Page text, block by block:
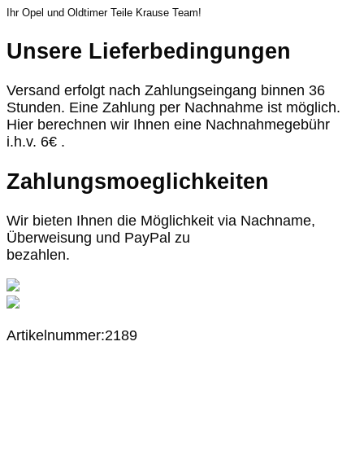
Ihr Opel und Oldtimer Teile Krause Team!
Unsere Lieferbedingungen
Versand erfolgt nach Zahlungseingang binnen 36
Stunden. Eine Zahlung per Nachnahme ist möglich.
Hier berechnen wir Ihnen eine Nachnahmegebühr
i.h.v. 6€ .
Zahlungsmoeglichkeiten
Wir bieten Ihnen die Möglichkeit via Nachname,
Überweisung und PayPal zu
bezahlen.
Artikelnummer:2189